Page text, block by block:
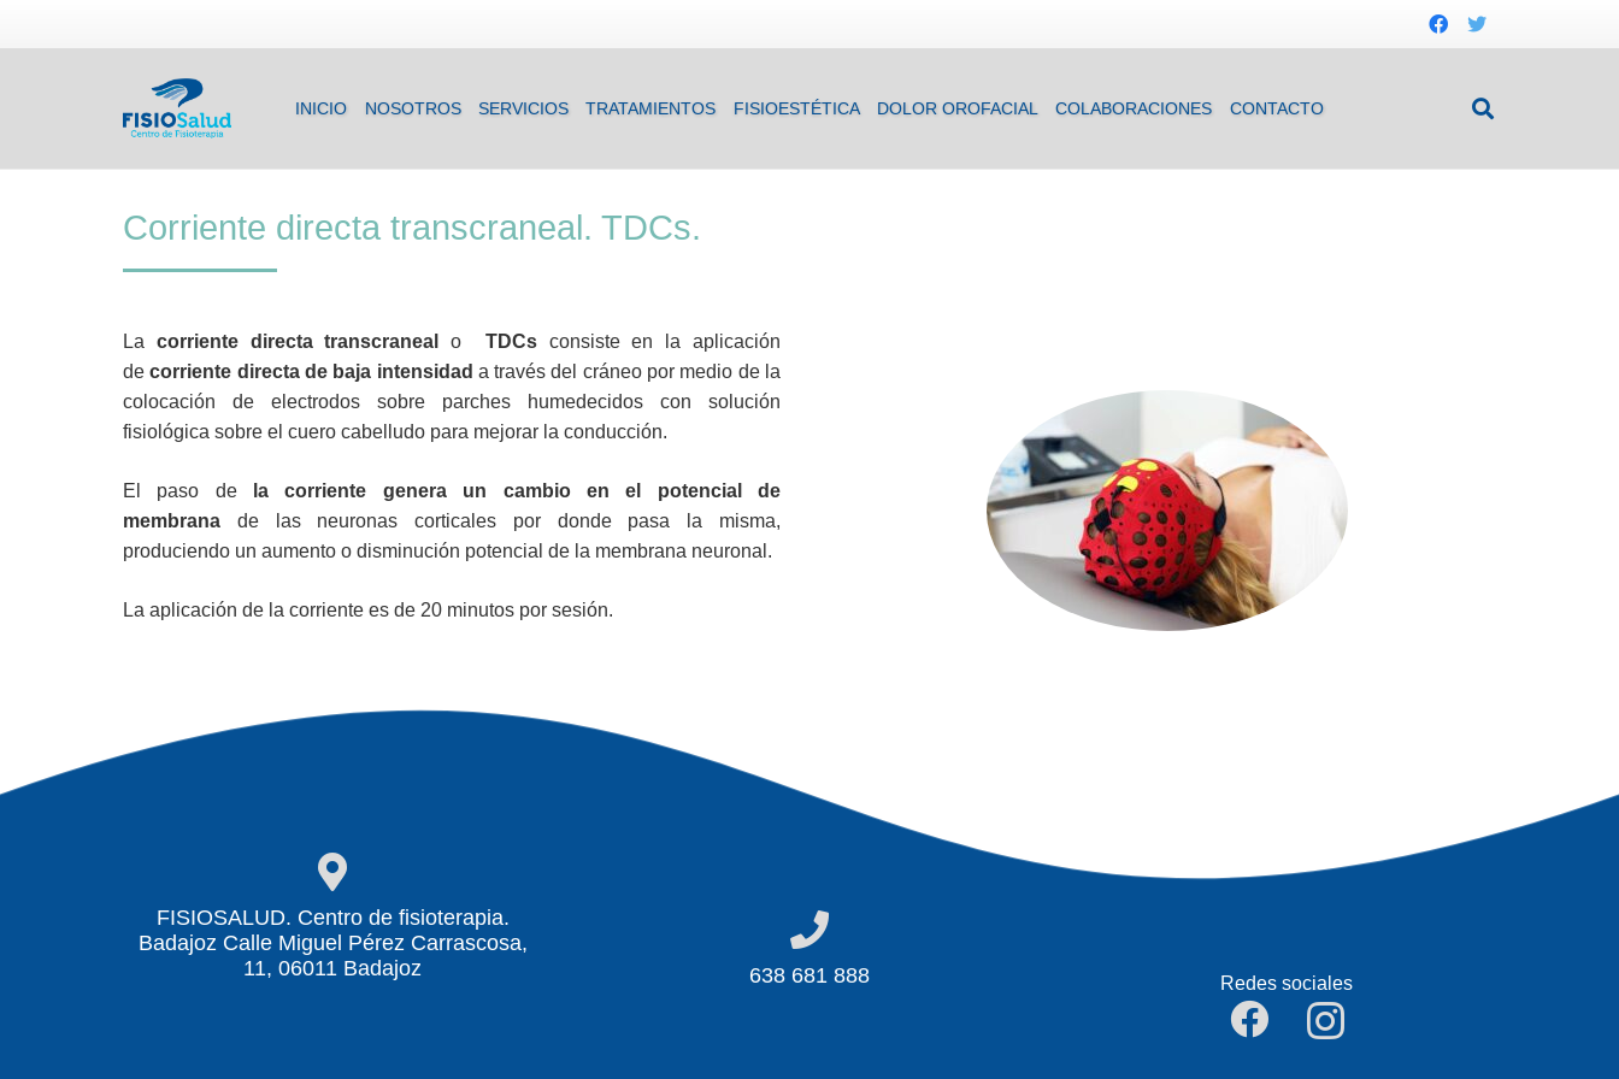
INICIO NOSOTROS SERVICIOS TRATAMIENTOS FISIOESTÉTICA DOLOR OROFACIAL COLABORACIONES CONTACTO
Corriente directa transcraneal. TDCs.
La corriente directa transcraneal o TDCsconsiste en la aplicación
decorriente directa de baja intensidad a través del cráneo por medio de la
colocación de electrodos sobre parches humedecidos con solución
fisiológica sobre el cuero cabelludo para mejorar la conducción.
El paso de
la corriente genera un cambio en el potencial de
membrana de las neuronas corticales por donde pasa la misma,
produciendo un aumento o disminución potencial de la membrana neuronal.
La aplicación de la corriente es de 20 minutos por sesión.
FISIOSALUD. Centro de fisioterapia.
Badajoz Calle Miguel Pérez Carrascosa,
11, 06011 Badajoz
638 681 888 Redes sociales